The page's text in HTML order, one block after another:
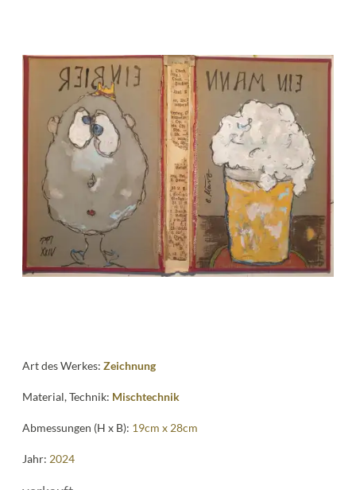
News
Kontakt
Art des Werkes:Zeichnung
Material, Technik: Mischtechnik
Abmessungen (H x B): 19cm x 28cm
Jahr: 2024